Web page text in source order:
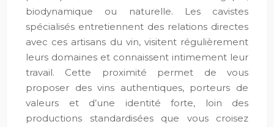
biodynamique ou naturelle. Les cavistes
spécialisés entretiennent des relations directes
avec ces artisans du vin, visitent régulièrement
leurs domaines et connaissent intimement leur
travail. Cette proximité permet de vous
proposer des vins authentiques, porteurs de
valeurs et d’une identité forte, loin des
productions standardisées que vous croisez